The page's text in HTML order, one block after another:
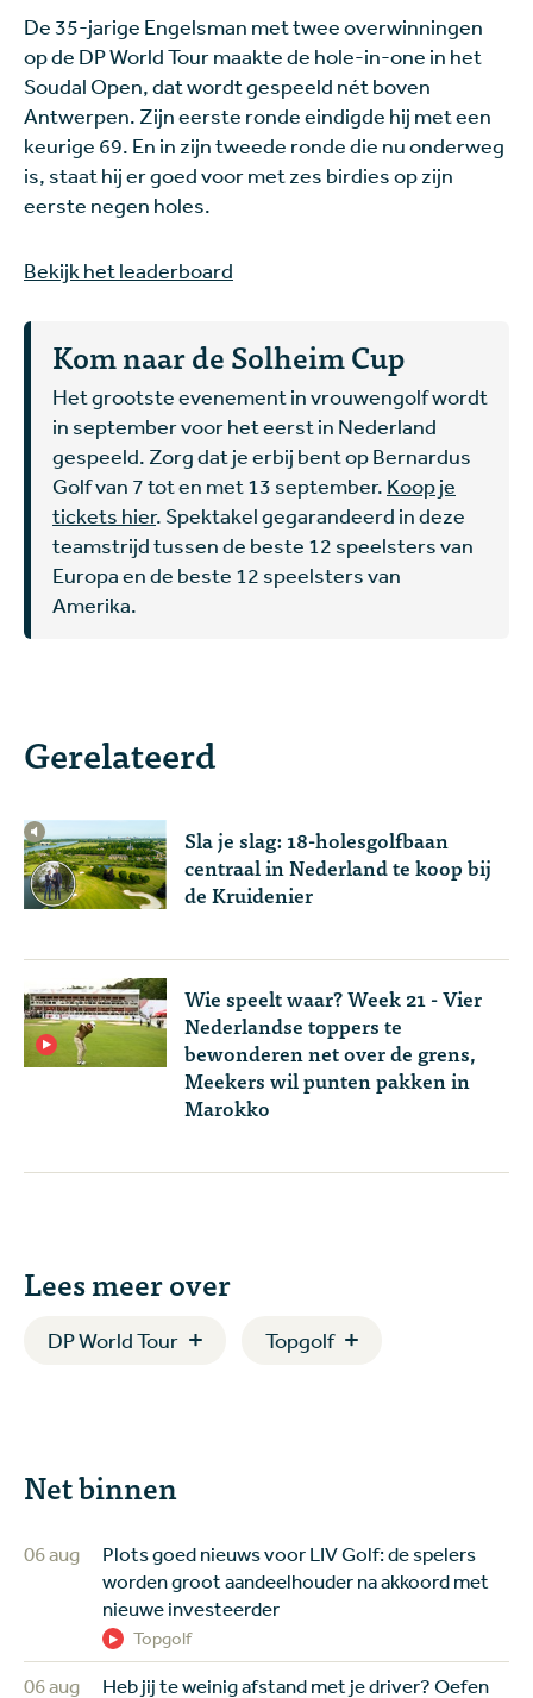
De 35-jarige Engelsman met twee overwinningen
op de DP World Tour maakte de hole-in-one in het
Soudal Open, dat wordt gespeeld nét boven
Antwerpen. Zijn eerste ronde eindigde hij met een
keurige 69. En in zijn tweede ronde die nu onderweg
is, staat hij er goed voor met zes birdies op zijn
eerste negen holes.
Bekijk het leaderboard
Kom naar de Solheim Cup
Het grootste evenement in vrouwengolf wordt
in september voor het eerst in Nederland
gespeeld. Zorg dat je erbij bent op Bernardus
Golf van 7 tot en met 13 september. Koop je
tickets hier. Spektakel gegarandeerd in deze
teamstrijd tussen de beste 12 speelsters van
Europa en de beste 12 speelsters van
Amerika.
Gerelateerd
Sla je slag: 18-holesgolfbaan
centraal in Nederland te koop bij
de Kruidenier
Wie speelt waar? Week 21 - Vier
Nederlandse toppers te
bewonderen net over de grens,
Meekers wil punten pakken in
Marokko
Lees meer over
DP World Tour Topgolf
Net binnen
06 aug
Plots goed nieuws voor LIV Golf: de spelers
worden groot aandeelhouder na akkoord met
nieuwe investeerder
Topgolf
06 aug Heb jij te weinig afstand met je driver? Oefen